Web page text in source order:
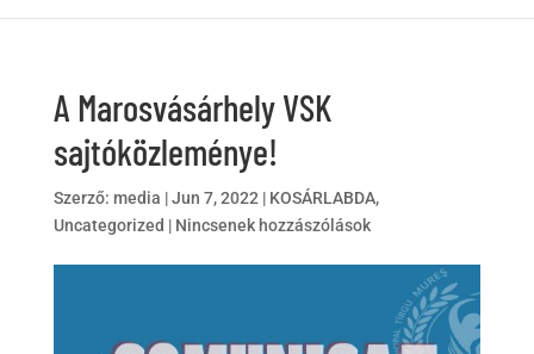
A Marosvásárhely VSK
sajtóközleménye!
Szerző: media |Jun 7, 2022 | KOSÁRLABDA,
Uncategorized | Nincsenek hozzászólások